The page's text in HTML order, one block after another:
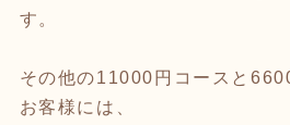
す。
その他の11000円コースと
お客様には、